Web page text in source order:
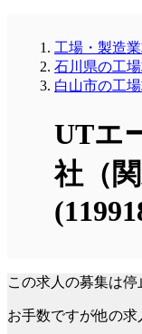
工場・製造業
石川県の工場
白山市の工場
UTエ
社（
この求人の募集は停
お手数ですが他の求